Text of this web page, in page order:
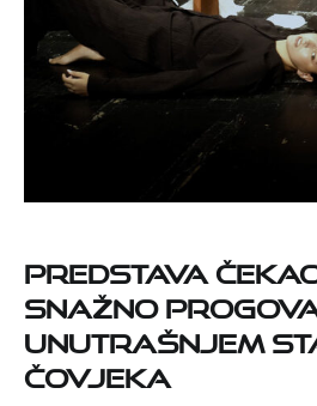
Predstava
snažno
unutrašnjem
čovjeka